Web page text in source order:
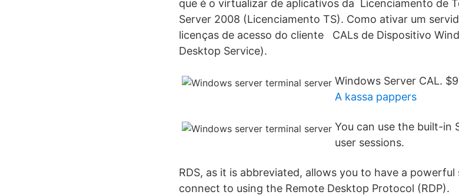
que é o virtualizar de aplicativos da Licenciamento de
Server 2008 (Licenciamento TS). Como ativar um
licenças de acesso do cliente CALs de Dispositivo
Desktop Service).
Windows Server CAL.
A kassa pappers
You can use the built-in
user sessions.
RDS, as it is abbreviated, allows you to have a
connect to using the Remote Desktop Protocol (RDP).